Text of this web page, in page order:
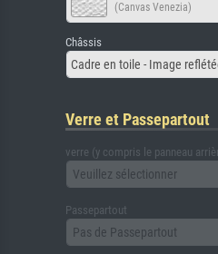
(Canvas Venezia)
Châssis
Cadre en toile - Image
Verre et Passepartout
verre (y compris le panneau
Veuillez sélectionner
Passepartout
Pas de Passepartout